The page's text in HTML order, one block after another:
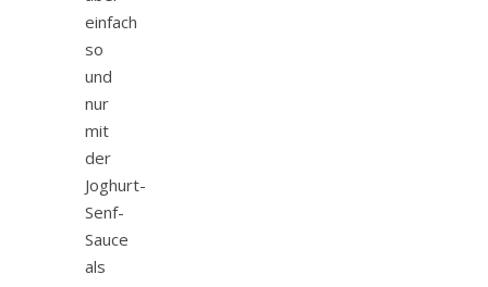
einfach
so
und
nur
mit
der
Joghurt-
Senf-
Sauce
als